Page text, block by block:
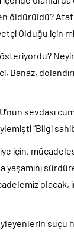
öldürüldü?
Olduğu için
Banaz,
sevdası
“Bilgi
için,
olacak,
suçu